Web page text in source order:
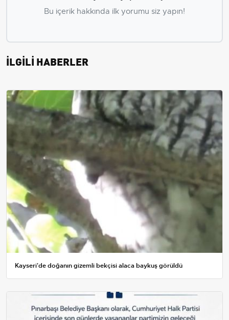
Bu içerik hakkında ilk yorumu siz yapın!
İLGİLİ HABERLER
Kayseri'de doğanın gizemli bekçisi alaca baykuş görüldü